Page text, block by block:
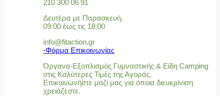
210 300 06 91
Δευτέρα με Παρασκευή,
09:00 έως τις 18:00
info@fitaction.gr
-Φόρμα Επικοινωνίας
Όργανα-Εξοπλισμός Γυμναστικής & Είδη Camping
στις Καλύτερες Τιμές της Αγοράς.
Επικοινωνήστε μαζί μας για όποια διευκρίνιση
χρειάζεστε.